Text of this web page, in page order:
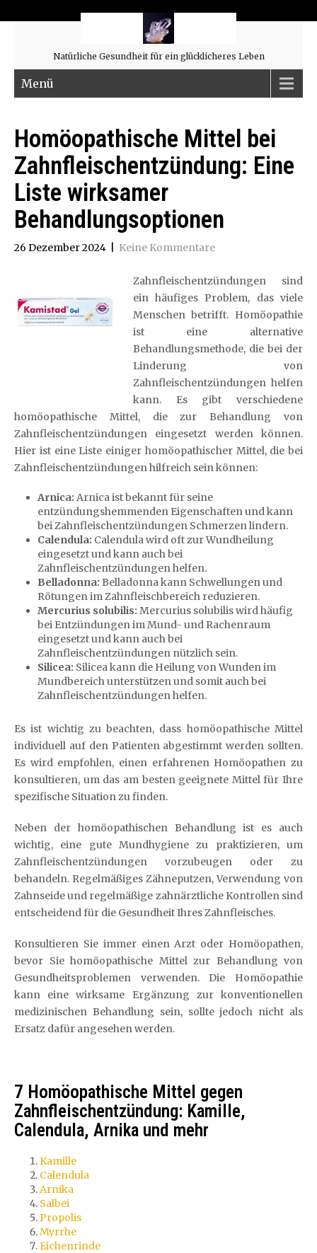
Natürliche Gesundheit für ein glücklicheres Leben
Menü
Homöopathische Mittel bei
Zahnfleischentzündung: Eine
Liste wirksamer
Behandlungsoptionen
26 Dezember 2024 Keine Kommentare
Zahnfleischentzündungen sind
ein häufiges Problem, das viele
Menschen betrifft. Homöopathie
ist eine alternative
Behandlungsmethode, die bei der
Linderung von
Zahnfleischentzündungen helfen
kann. Es gibt verschiedene
homöopathische Mittel, die zur Behandlung von
Zahnfleischentzündungen eingesetzt werden können.
Hier ist eine Liste einiger homöopathischer Mittel, die bei
Zahnfleischentzündungen hilfreich sein können:
Arnica: Arnica ist bekannt für seine
entzündungshemmenden Eigenschaften und kann
bei Zahnfleischentzündungen Schmerzen lindern.
Calendula: Calendula wird oft zur Wundheilung
eingesetzt und kann auch bei
Zahnfleischentzündungen helfen.
Belladonna: Belladonna kann Schwellungen und
Rötungen im Zahnfleischbereich reduzieren.
Mercurius solubilis: Mercurius solubilis wird häufig
bei Entzündungen im Mund- und Rachenraum
eingesetzt und kann auch bei
Zahnfleischentzündungen nützlich sein.
Silicea: Silicea kann die Heilung von Wunden im
Mundbereich unterstützen und somit auch bei
Zahnfleischentzündungen helfen.
Es ist wichtig zu beachten, dass homöopathische Mittel
individuell auf den Patienten abgestimmt werden sollten.
Es wird empfohlen, einen erfahrenen Homöopathen zu
konsultieren, um das am besten geeignete Mittel für Ihre
spezifische Situation zu finden.
Neben der homöopathischen Behandlung ist es auch
wichtig, eine gute Mundhygiene zu praktizieren, um
Zahnfleischentzündungen vorzubeugen oder zu
behandeln. Regelmäßiges Zähneputzen, Verwendung von
Zahnseide und regelmäßige zahnärztliche Kontrollen sind
entscheidend für die Gesundheit Ihres Zahnfleisches.
Konsultieren Sie immer einen Arzt oder Homöopathen,
bevor Sie homöopathische Mittel zur Behandlung von
Gesundheitsproblemen verwenden. Die Homöopathie
kann eine wirksame Ergänzung zur konventionellen
medizinischen Behandlung sein, sollte jedoch nicht als
Ersatz dafür angesehen werden.
7 Homöopathische Mittel gegen
Zahnfleischentzündung: Kamille,
Calendula, Arnika und mehr
Kamille
Calendula
Arnika
Salbei
Propolis
Myrrhe
Eichenrinde